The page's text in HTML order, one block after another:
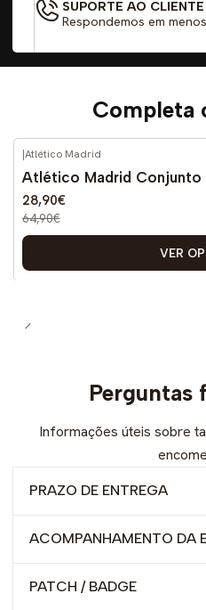
SUPORTE AO CLIENTE
Respondemos em
Completa
-55% DESCONTO
|Atlético Madrid
Atlético Madrid Conjunto
28,90€
64,90€
VER
Perguntas
Informações úteis sobre
PRAZO DE ENTREGA
ACOMPANHAMENTO DA
PATCH / BADGE